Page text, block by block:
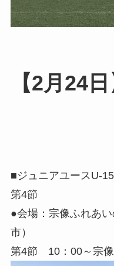
【2月24日
■ジュニアユースU-
第4節
●会場：宗像ふれあ
市）
第4節 10：00～宗